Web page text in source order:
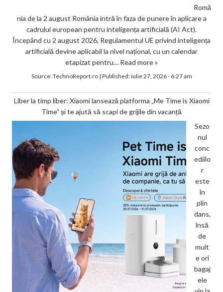
Româ
nia de la 2 august România intră în faza de punere în aplicare a
cadrului european pentru inteligența artificială (AI Act).
Începând cu 2 august 2026, Regulamentul UE privind inteligența
artificială devine aplicabil la nivel național, cu un calendar
etapizat pentru… Read more »
Source:TechnoReport.ro| Published:iulie 27, 2026 - 6:27 am
Liber la timp liber: Xiaomi lansează platforma „Me Time is Xiaomi
Time” și te ajută să scapi de grijile din vacanță
Sezo
nul
conc
ediilo
r
este
în
plin
dans,
însă
de
mult
e ori
bagaj
ele